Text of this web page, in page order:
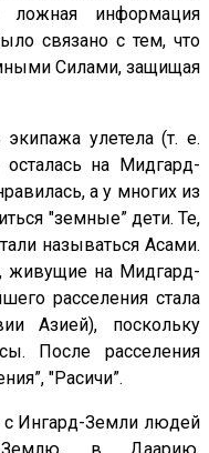
ложная информация
связано с тем, что
Силами, защищая
улетела (т. е.
осталась на Мидгард-
а у многих из
"земные” дети. Те,
называться Асами.
живущие на Мидгард-
расселения стала
Азией), поскольку
После расселения
"Расичи”.
с Ингард-Земли людей